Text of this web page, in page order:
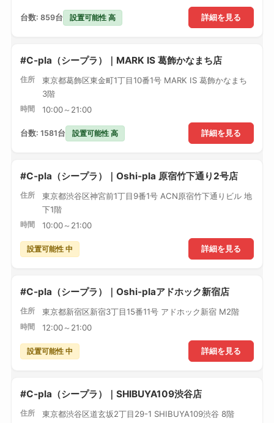
詳細を見る
台数: 859台 設置可能性 高
#C-pla（シープラ）｜MARK IS 葛飾かなまち店
住所
東京都葛飾区東金町1丁目10番1号 MARK IS 葛飾かなまち
3階
時間 10:00～21:00
詳細を見る
台数: 1581台 設置可能性 高
#C-pla（シープラ）｜Oshi-pla 原宿竹下通り2号店
住所
東京都渋谷区神宮前1丁目9番1号 ACN原宿竹下通りビル 地
下1階
時間 10:00～21:00
詳細を見る
設置可能性 中
#C-pla（シープラ）｜Oshi-plaアドホック新宿店
住所 東京都新宿区新宿3丁目15番11号 アドホック新宿 M2階
時間 12:00～21:00
詳細を見る
設置可能性 中
#C-pla（シープラ）｜SHIBUYA109渋谷店
住所 東京都渋谷区道玄坂2丁目29-1 SHIBUYA109渋谷 8階